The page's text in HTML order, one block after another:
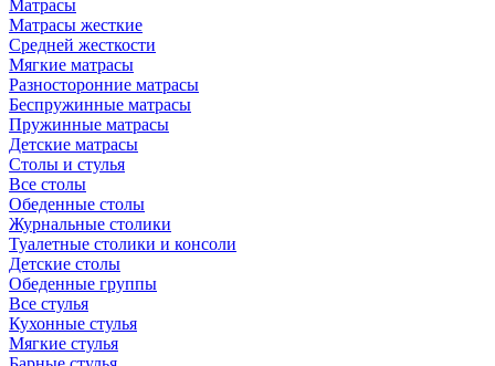
Матрасы
Матрасы жесткие
Средней жесткости
Мягкие матрасы
Разносторонние матрасы
Беспружинные матрасы
Пружинные матрасы
Детские матрасы
Столы и стулья
Все столы
Обеденные столы
Журнальные столики
Туалетные столики и консоли
Детские столы
Обеденные группы
Все стулья
Кухонные стулья
Мягкие стулья